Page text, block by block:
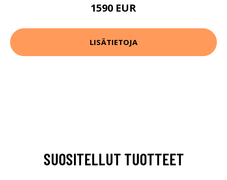
1590 EUR
LISÄTIETOJA
SUOSITELLUT TUOTTEET